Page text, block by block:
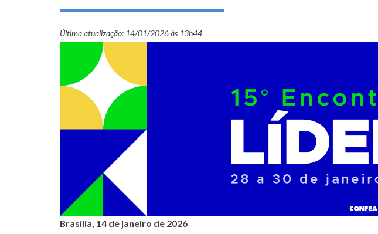
Última atualização: 14/01/2026 às 13h44
Brasília, 14 de janeiro de 2026